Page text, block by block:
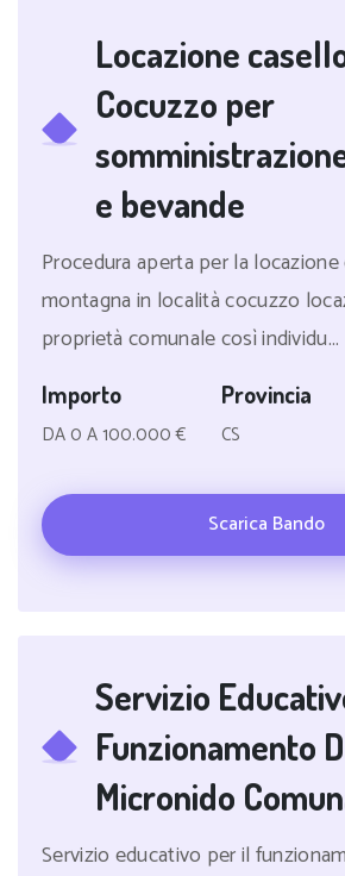
Locazione
Cocuzzo per
e bevande
Procedura aperta per la
montagna in località cocuzzo
proprietà comunale così individu...
Importo
DA 0 A 100.000 €
Provincia
CS
Scarica Bando
Servizio
Funzionamento
Micronido
Servizio educativo per il